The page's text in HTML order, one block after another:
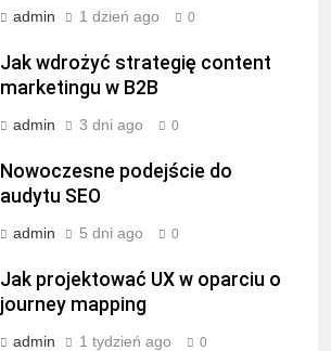
admin 1 dzień ago 0
Jak wdrożyć strategię content
marketingu w B2B
admin 3 dni ago 0
Nowoczesne podejście do
audytu SEO
admin 5 dni ago 0
Jak projektować UX w oparciu o
journey mapping
admin 1 tydzień ago 0